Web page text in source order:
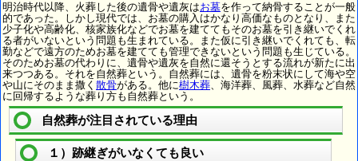
明治時代以降、火葬した後の遺骨や遺灰はお墓を作って納骨することが一般
的であった。しかし現代では、お墓の購入はかなり高価なものとなり、また
少子化や高齢化、核家族化などでお墓を建ててもそのお墓を引き継いでくれ
る者がいないという問題も生まれている。また仮に引き継いでくれても、転
勤などで遠方のためお墓を建てても管理できないという問題も生じている。
そのためお墓の代わりに、遺骨や遺灰を自然に還そうとする流れが新たに出
来つつある。それを自然葬という。自然葬には、遺骨を粉末状にして海や空
や山にそのまま撒く 散骨がある。他に樹木葬、海洋葬、風葬、水葬など自然
に回帰するような葬り方も自然葬という。
自然葬が注目されている理由
１）跡継ぎがいなくても良い